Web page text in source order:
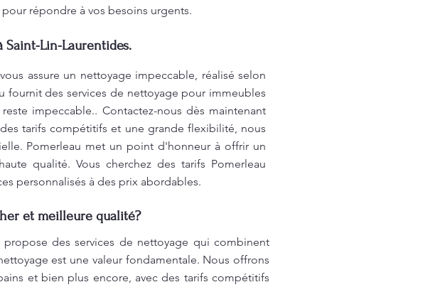
répondre à vos besoins urgents.
Lin-Laurentides.
assure un nettoyage impeccable, réalisé selon
fournit des services de nettoyage pour immeubles
impeccable.. Contactez-nous dès maintenant
tarifs compétitifs et une grande flexibilité, nous
Pomerleau met un point d'honneur à offrir un
qualité. Vous cherchez des tarifs Pomerleau
personnalisés à des prix abordables.
et meilleure qualité?
propose des services de nettoyage qui combinent
est une valeur fondamentale. Nous offrons
et bien plus encore, avec des tarifs compétitifs